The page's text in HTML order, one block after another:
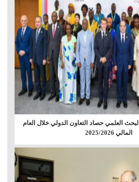
العلمي حصاد التعاون الدولي خلال العام
المالي 2025/2026